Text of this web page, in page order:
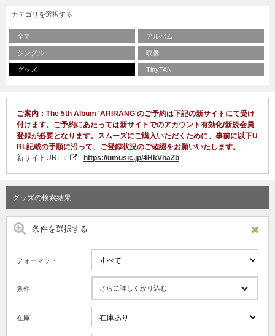
カテゴリを選択する
全て アルバム
シングル 映像
グッズ TinyTAN
ご案内：The 5th Album 'ARIRANG'のご予約は下記の新サイトにて受け
付けます。ご予約にあたっては新サイトでのアカウント有効化/新規会員
登録が必要となります。スムーズにご購入いただくために、事前に以下U
RL記載の手順に沿って、ご登録状況のご確認をお願いいたします。
新サイトURL：
https://umusic.jp/4HkVhaZb
グッズの検索結果
条件を選択する
フォーマット
条件 さらに詳しく絞り込む
在庫